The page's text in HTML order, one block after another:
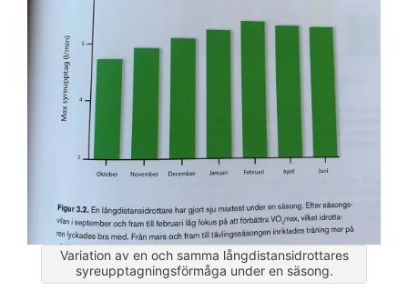
Variation av en och samma långdistansidrottares
syreupptagningsförmåga under en säsong.